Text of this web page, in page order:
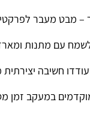
– מבט מעבר
עם מתנות
במעקב זמן